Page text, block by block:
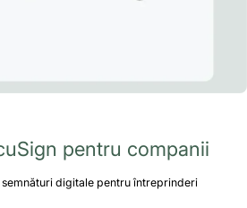
pentru companii
digitale pentru întreprinderi